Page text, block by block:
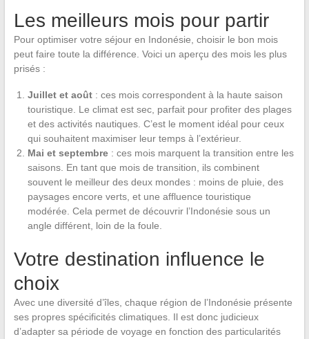
Les meilleurs mois pour partir
Pour optimiser votre séjour en Indonésie, choisir le bon mois
peut faire toute la différence. Voici un aperçu des mois les plus
prisés :
Juillet et août: ces mois correspondent à la haute saison
touristique. Le climat est sec, parfait pour profiter des plages
et des activités nautiques. C’est le moment idéal pour ceux
qui souhaitent maximiser leur temps à l’extérieur.
Mai et septembre: ces mois marquent la transition entre les
saisons. En tant que mois de transition, ils combinent
souvent le meilleur des deux mondes : moins de pluie, des
paysages encore verts, et une affluence touristique
modérée. Cela permet de découvrir l’Indonésie sous un
angle différent, loin de la foule.
Votre destination influence le
choix
Avec une diversité d’îles, chaque région de l’Indonésie présente
ses propres spécificités climatiques. Il est donc judicieux
d’adapter sa période de voyage en fonction des particularités